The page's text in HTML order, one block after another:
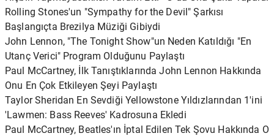
Rolling Stones'un "Sympathy for the Devil" Şarkısı
Başlangıçta Brezilya Müziği Gibiydi
John Lennon, "The Tonight Show"un Neden Katıldığı "En
Utanç Verici" Program Olduğunu Paylaştı
Paul McCartney, İlk Tanıştıklarında John Lennon Hakkında
Onu En Çok Etkileyen Şeyi Paylaştı
Taylor Sheridan En Sevdiği Yellowstone Yıldızlarından 1'ini
'Lawmen: Bass Reeves' Kadrosuna Ekledi
Paul McCartney, Beatles'ın İptal Edilen Tek Şovu Hakkında O